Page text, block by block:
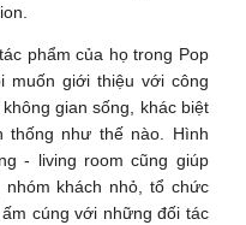
phẩm của họ trong Pop
muốn giới thiệu với công
gian sống, khác biệt
thống như thế nào. Hình
- living room cũng giúp
khách nhỏ, tổ chức
cúng với những đối tác